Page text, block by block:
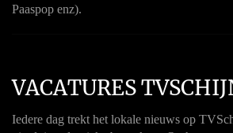
Paaspop enz).
VACATURES
Iedere dag trekt het lokale nieuws op